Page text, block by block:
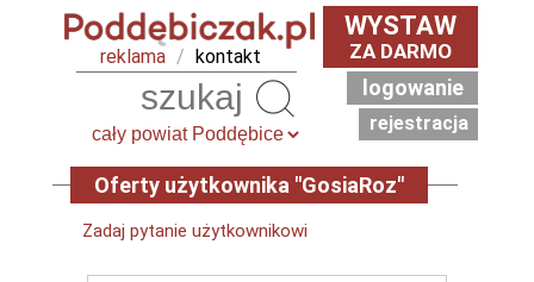
reklama / kontakt
WYSTAW
ZA DARMO
logowanie
rejestracja
Oferty użytkownika "GosiaRoz"
Zadaj pytanie użytkownikowi